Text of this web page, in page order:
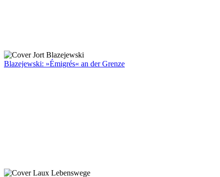
Blazejewski: »Émigrés« an der Grenze